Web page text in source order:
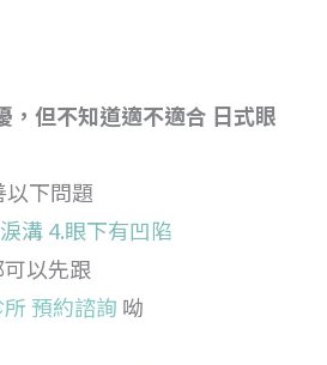
，但不知道適不適合 日式眼
以下問題
溝 4.眼下有凹陷
以先跟
預約諮詢 呦